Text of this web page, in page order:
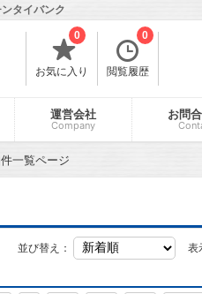
タイバンク
お気に入り
0
閲覧履歴
0
運営会社
Company
お問
一覧ページ
並び替え： 表